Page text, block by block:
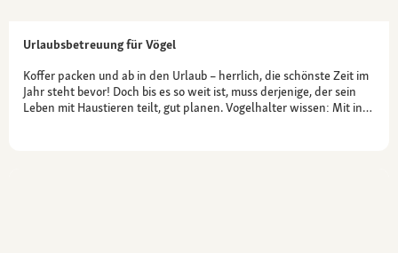
Urlaubsbetreuung für Vögel
Koffer packen und ab in den Urlaub – herrlich, die schönste Zeit im
Jahr steht bevor! Doch bis es so weit ist, muss derjenige, der sein
Leben mit Haustieren teilt, gut planen. Vogelhalter wissen: Mit in…